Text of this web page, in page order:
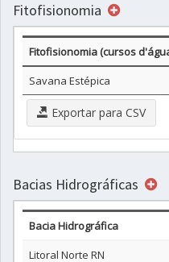
Fitofisionomia
Fitofisionomia (cursos
Savana Estépica
Exportar para CSV
Bacias Hidrográficas
Bacia Hidrográfica
Litoral Norte RN